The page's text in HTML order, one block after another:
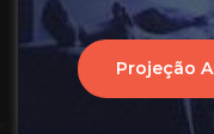
Projeção